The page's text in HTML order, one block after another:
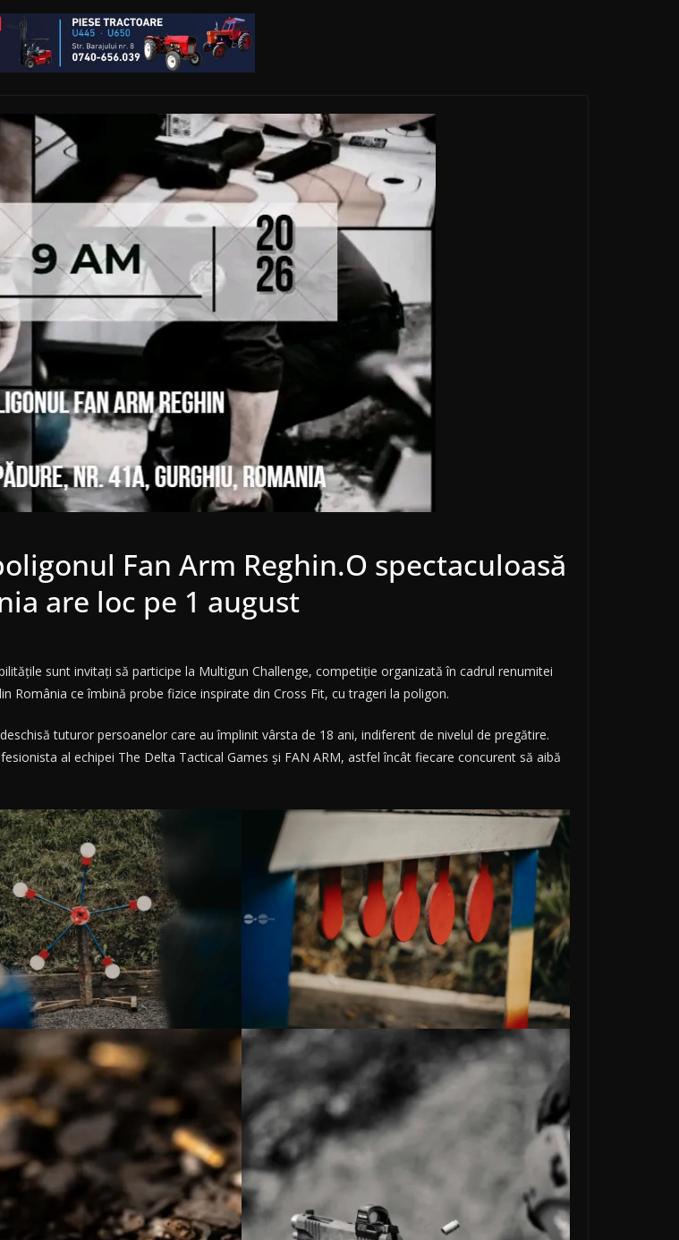
Fan Arm Reghin.O spectaculoasă
are loc pe 1 august
sunt invitați să participe la Multigun Challenge, competiție organizată în cadrul renumitei
România ce îmbină probe fizice inspirate din Cross Fit, cu trageri la poligon.
tuturor persoanelor care au împlinit vârsta de 18 ani, indiferent de nivelul de pregătire.
al echipei The Delta Tactical Games și FAN ARM, astfel încât fiecare concurent să aibă